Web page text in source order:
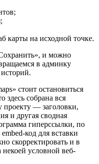
карты на исходной точке.
и можно
в админку
стоит остановиться
здесь собрана вся
проекту — заголовки,
и другая сводная
гиперссылки, по
код для вставки
скорректировать и в
условной веб-